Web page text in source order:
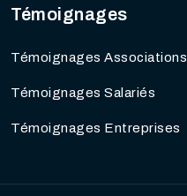
Témoignages
Témoignages Associations
Témoignages Salariés
Témoignages Entreprises